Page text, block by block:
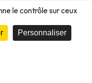
le contrôle sur ceux
Personnaliser